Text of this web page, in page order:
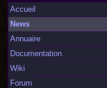
Accueil
News
Annuaire
Documentation
Wiki
Forum